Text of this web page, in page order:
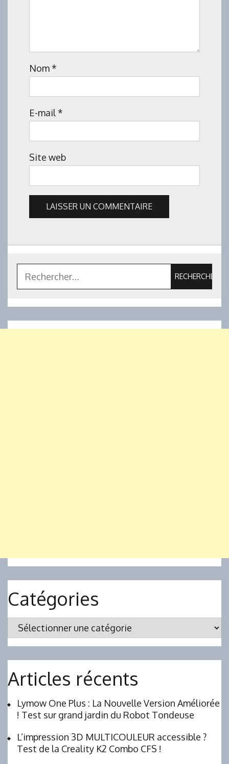
Nom *
E-mail *
Site web
Catégories
Catégories
Articles récents
Lymow One Plus : La Nouvelle Version Améliorée
! Test sur grand jardin du Robot Tondeuse
L’impression 3D MULTICOULEUR accessible ?
Test de la Creality K2 Combo CFS !